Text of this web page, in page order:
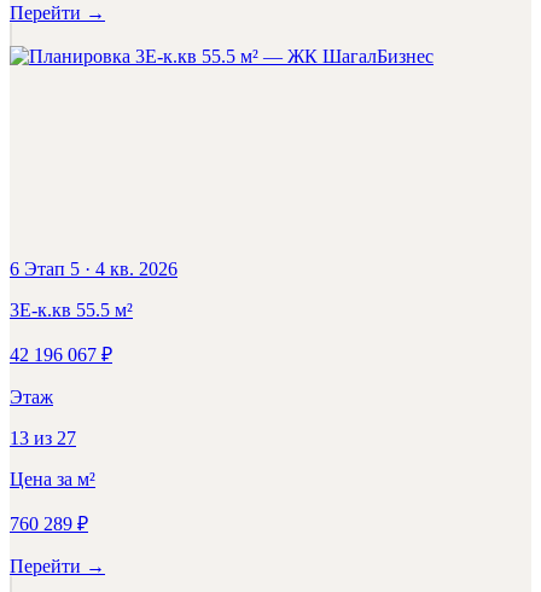
Перейти →
Бизнес
6 Этап 5 · 4 кв. 2026
3Е-к.кв 55.5 м²
42 196 067 ₽
Этаж
13 из 27
Цена за м²
760 289 ₽
Перейти →